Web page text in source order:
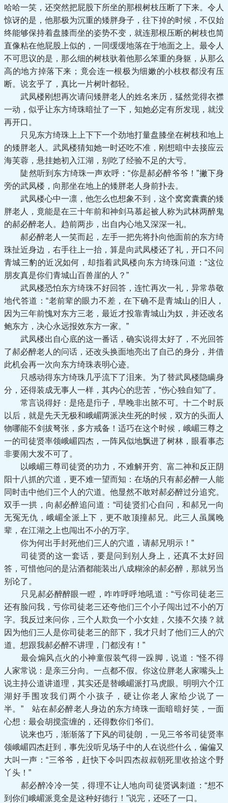
哈哈一笑，还突然把屁股下所坐的那根树枝压断了下来。令人
惊讶的是，他那极为沉重的矮胖身子，往下掉的时候，不仅始
终能够保持着盘膝而坐的姿势不变，就连那根压断的树枝也简
直像粘在他屁股上似的，一同缓缓地落在于地面之上。最令人
不可思议的是，那么细的树枝驮着他那么笨重的身躯，从那么
高的地方掉落下来；竟会连一根极为细嫩的小枝杈都没有压
断。说玄乎了，真比一片树叶都轻。
武凤楼刚想再次请问矮胖老人的姓名来历，猛然觉得衣襟
一动，似乎让东方绮珠暗扯了一下，知她必定有所发现，就没
再开口。
只见东方绮珠上上下下一个劲地打量盘膝坐在树枝和地上
的矮胖老人。武凤楼猜知她一时还吃不准，刚想暗中去接应云
海芙蓉，悬挂她初入江湖，别吃了经验不足的大亏。
陡然听到东方绮珠一声欢呼：“你是郝必醉爷爷！”撇下身
旁的武凤楼，向那坐在地上的矮胖老人身前扑去。
武凤楼心中一凛，他怎么也想象不到，这个窝窝囊囊的矮
胖老人，竟能是在三十年前和神剑马慕起被人称为武林两醉鬼
的郝必醉老人。趋前两步，出自内心地又深深一礼。
郝必醉老人一笑而起，左手一把先将扑向他面前的东方绮
珠扯近身边，右手往上一抬，算是向武凤楼还了礼，开口不问
青城三豹的近况如何，却指着武凤楼向东方绮珠问道：“这位
朋友真是你们青城山百兽崖的人？”
武凤楼恐怕东方绮珠不好回答，连忙再次一礼，异常恭敬
地代答道：“老前辈的眼力不差，在下确不是青城山的旧人，
因为三年前愧对东方三老，最近才投靠青城山为奴，并还改名
鲍东方，决心永远报效东方一家。”
武凤楼出自心底的这一番话，确实说得太好了，不光回答
了郝必醉老人的问话，还改头换面地亮出了自己的身分，并借
此机会再一次向东方绮珠表明心迹。
只感动得东方绮珠几乎流下了泪来。为了替武凤楼隐瞒身
分，还得装成无事人一样，其内心的悲苦，“伤心独自知”了。
常言说得好：是疮是疖子，早晚非出脓不可。十二个时辰
以后，就是先天无极和峨嵋两派决生死的时候，双方的头面人
物哪能不剑拔弩张，多方戒备！适巧在这个时候，峨嵋三尊之
一的司徒贤率领峨嵋四杰，一阵风似地飘进了树林，眼看事态
非要闹大发不可了。
以峨嵋三尊司徒贤的功力，不难解开穷、富二神和反正阴
阳十八抓的穴道，更不难一望而知：在场的只有郝必醉一人能
同时击中他们三个人的穴道。他显然不敢对郝必醉过分追究。
双手一拱，向郝必醉追问道：“司徒贤扪心自问，和郝兄一向
无冤无仇，峨嵋全派上下，更不敢顶撞郝兄。此三人虽属晚
辈，在江湖之上也闯出不小的万字。
你为何出手封死他们三人的穴道，请郝兄明示！”
司徒贤的这一套话，要是问到别人身上，还真不太好回
答，可惜他问的是沾酒都能装出八成糊涂的郝必醉，那就另当
别论了。
只见郝必醉醉眼一瞪，咋咋呼呼地吼道：“亏你司徒老三
还有脸问我，亏你司徒老三还夸他们三个小子闯出过不小的万
字。我反过来问你，三个人欺负一个小女娃，欠揍不欠揍？就
因为他们三人是你司徒老三的部下，我才只封了他们三人的穴
道。想跟我郝必醉不讲理，门都没有！”
最会煽风点火的小神童假装气得一跺脚，说道：“怪不得
人家常说：是亲三分向。一点都不假。你这位胖老人家嘴头上
说主持公道讲道理，其实还是替峨嵋派打马虎眼。明明六个江
湖好手围攻我们两个小孩子，硬让你老人家给少说了一
半。” 站在郝必醉老人身边的东方绮珠一面暗暗好笑，一面
心想：最会胡搅蛮缠的，还得数你们爷们。
说来也巧，渐渐落了下风的司徒朗，一见三爷爷司徒贤率
领峨嵋四杰赶到，事先没听见场子中的人在说些什么，偏偏又
大叫一声：“三爷爷，赶快下令叫四杰叔叔朝死里收拾这个野
丫头！”
郝必醉冷冷一笑，得理不让人地向司徒贤讽刺道：“想不
到你们峨嵋派竟全是这种好德行！”说完，还呸了一口。